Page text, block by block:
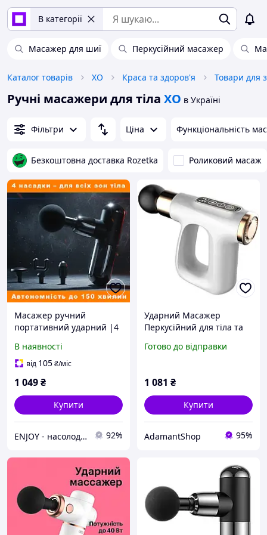
В категорії
Масажер для шиї Перкусійний масажер
Каталог товарів XO Краса та здоров'я Товари для
Ручні масажери для тіла XO в Україні
Фільтри Ціна Функціональність
Безкоштовна доставка Rozetka Роликовий масаж
Масажер ручний
портативний ударний |4
2.5 години| для
вібромасажу все тіло
В наявності
від 105₴/міс
1 049₴
Купити
ENJOY - насолоджуйтесь покупками разом з нами! 92%
Ударний Масажер
Перкусійний для тіла та
EM HB-007
Готово до відправки
1 081 ₴
Купити
AdamantShop 95%